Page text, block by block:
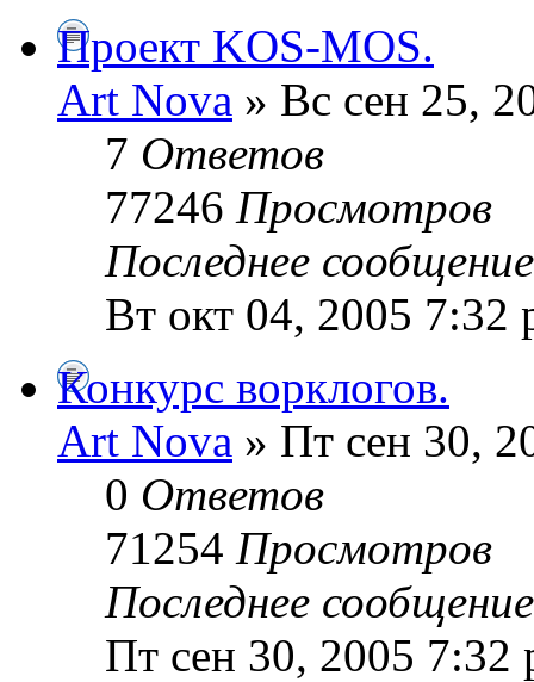
Проект KOS-MOS.
Art Nova » Вс сен 25,
7 Ответов
77246 Просмотров
Последнее
Вт окт 04, 2005 7:32
Конкурс ворклогов.
Art Nova » Пт сен 30,
0 Ответов
71254 Просмотров
Последнее
Пт сен 30, 2005 7:32